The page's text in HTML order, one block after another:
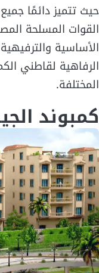
حيث تتميز دائمًا
القوات المسلحة
الأساسية
الرفاهية لقاطني
المختلفة.
كمبوند